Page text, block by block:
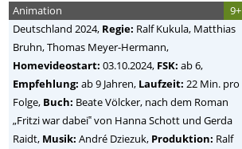
9+
Animation
Deutschland 2024, Regie: Ralf Kukula, Matthias
Bruhn, Thomas Meyer-Hermann,
Homevideostart: 03.10.2024, FSK: ab 6,
Empfehlung: ab 9 Jahren, Laufzeit: 22 Min. pro
Folge, Buch: Beate Völcker, nach dem Roman
„Fritzi war dabei‟ von Hanna Schott und Gerda
Raidt, Musik: André Dziezuk, Produktion: Ralf